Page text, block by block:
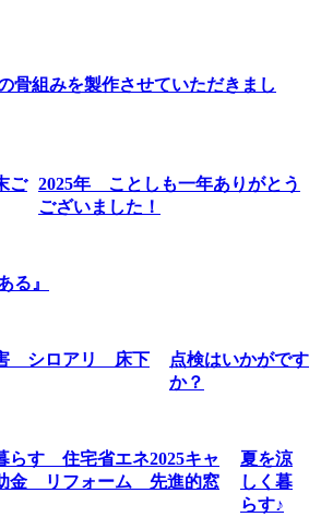
骨組みを製作させていただきまし
2025年 ことしも一年ありがとう
ございました！
る』
点検はいかがです
か？
夏を涼
しく暮
らす♪